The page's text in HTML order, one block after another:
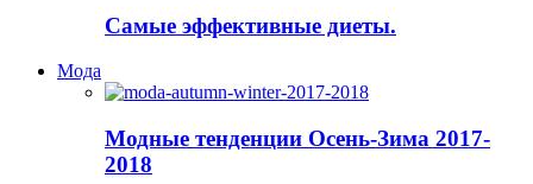
Самые эффективные диеты.
Мода
Модные тенденции Осень-Зима 2017-
2018